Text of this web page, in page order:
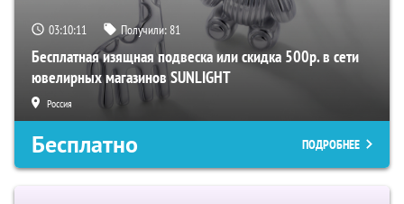
03:10:10 Получили:81
Бесплатная изящная подвеска или скидка 500р. в сети
ювелирных магазинов SUNLIGHT
Россия
Бесплатно ПОДРОБНЕЕ